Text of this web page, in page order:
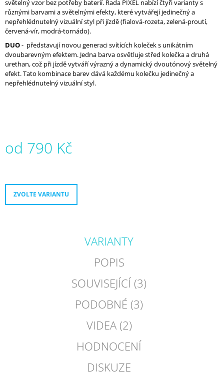
světelný vzor bez potřeby baterií. Řada PIXEL nabízí čtyři varianty s
různými barvami a světelnými efekty, které vytvářejí jedinečný a
nepřehlédnutelný vizuální styl při jízdě (fialová-rozeta, zelená-proutí,
červená-vír, modrá-tornádo).
DUO- představují novou generaci svítících koleček s unikátním
dvoubarevným efektem. Jedna barva osvětluje střed kolečka a druhá
urethan, což při jízdě vytváří výrazný a dynamický dvoutónový světelný
efekt. Tato kombinace barev dává každému kolečku jedinečný a
nepřehlédnutelný vizuální styl.
od 790 Kč
ZVOLTE VARIANTU
VARIANTY
POPIS
SOUVISEJÍCÍ (3)
PODOBNÉ (3)
VIDEA (2)
HODNOCENÍ
DISKUZE